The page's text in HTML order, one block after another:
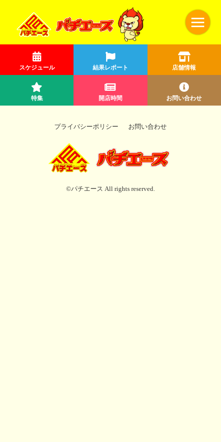
スケジュール 結果レポート 店舗情報
特集 開店時間 お問い合わせ
プライバシーポリシー お問い合わせ
©パチエース All rights reserved.